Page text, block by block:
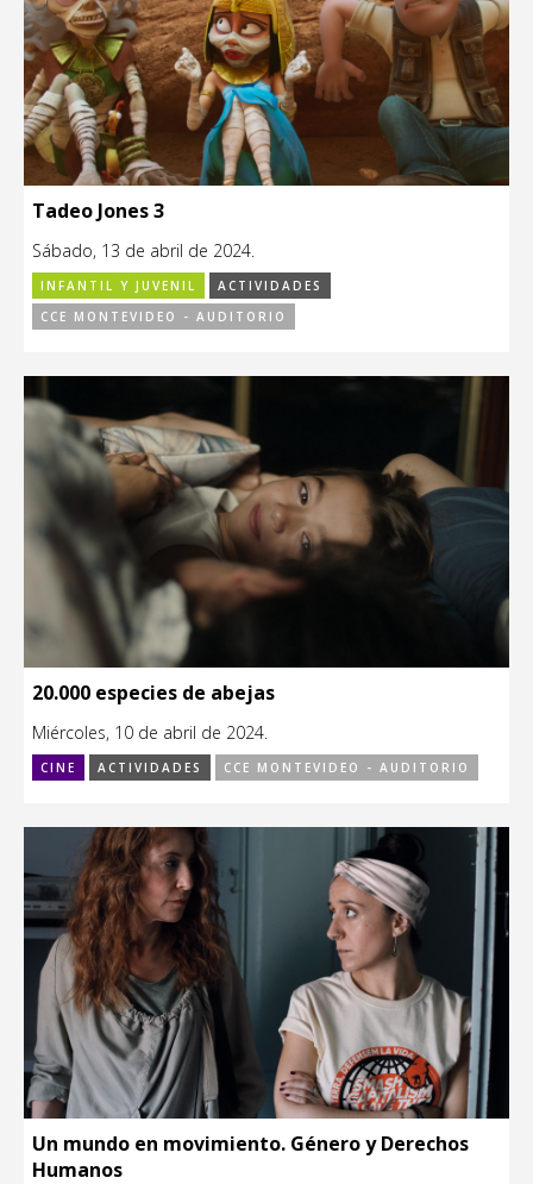
Tadeo Jones 3
Sábado, 13 de abril de 2024.
INFANTIL Y JUVENIL
ACTIVIDADES
CCE MONTEVIDEO - AUDITORIO
20.000 especies de abejas
Miércoles, 10 de abril de 2024.
CINE ACTIVIDADES CCE MONTEVIDEO - AUDITORIO
Un mundo en movimiento. Género y Derechos
Humanos